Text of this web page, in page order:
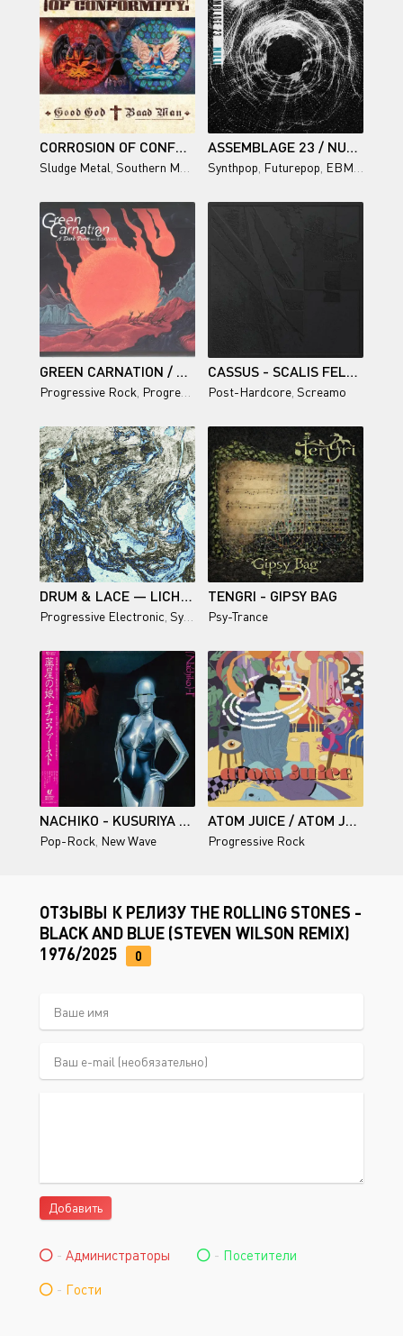
CORROSION OF CONFORMITY - GOOD GOD / BAAD MAN
Sludge Metal Southern Metal Stoner Metal
ASSEMBLAGE 23 / NULL '2025
Synthpop Futurepop EBM
GREEN CARNATION / A DARK POEM, PART II: SANGUIS
Progressive Rock Progressive Metal ,Gothic Metal
CASSUS - SCALIS FELDEN
Post-Hardcore Screamo
DRUM & LACE — LICHEN
Progressive Electronic Synthwave ,Electronic
TENGRI - GIPSY BAG
Psy-Trance
NACHIKO - KUSURIYA NO MUSUME (NACHIKO 1ST)
Pop-Rock New Wave
ATOM JUICE / ATOM JUICE
Progressive Rock
ОТЗЫВЫ К РЕЛИЗУ THE ROLLING STONES -
BLACK AND BLUE (STEVEN WILSON REMIX)
1976/2025
0
Добавить
- Администраторы - Посетители
- Гости